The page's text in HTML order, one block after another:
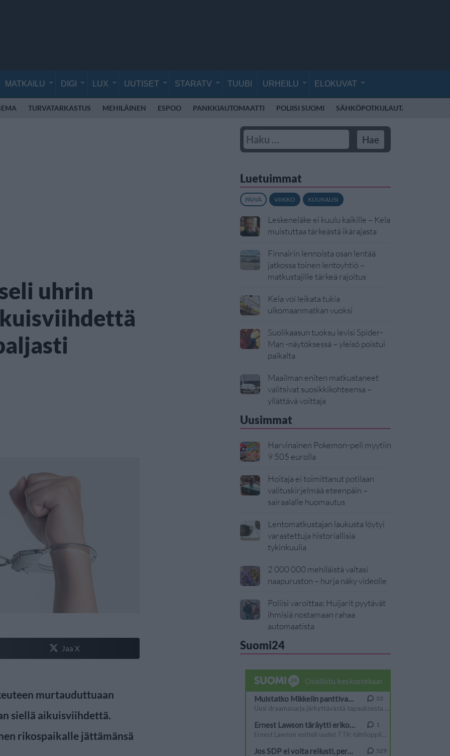
MATKAILU DIGI LUX UUTISET STARATV TUUBI URHEILU ELOKUVAT
TURVATARKASTUS MEHILÄINEN ESPOO PANKKIAUTOMAATTI POLIISI SUOMI SÄHKÖPOTKULAUTA
uhrin
Jaa X
murtauduttuaan
siellä aikuisviihdettä.
rikospaikalle jättämänsä
Luetuimmat
PÄIVÄ VIIKKO KUUKAUSI
Leskeneläke ei kuulu kaikille – Kela
muistuttaa tärkeästä ikärajasta
Finnairin lennoista osan lentää
jatkossa toinen lentoyhtiö –
matkustajille tärkeä rajoitus
Kela voi leikata tukia
ulkomaanmatkan vuoksi
Suolikaasun tuoksu levisi Spider-
Man -näytöksessä – yleisö poistui
paikalta
Maailman eniten matkustaneet
valitsivat suosikkikohteensa –
yllättävä voittaja
Uusimmat
Harvinainen Pokemon-peli myytiin
9 505 eurolla
Hoitaja ei toimittanut potilaan
valituskirjelmää eteenpäin –
sairaalalle huomautus
Lentomatkustajan laukusta löytyi
varastettuja historiallisia
tykinkuulia
2 000 000 mehiläistä valtasi
naapuruston – hurja näky videolle
Poliisi varoittaa: Huijarit pyytävät
ihmisiä nostamaan rahaa
automaatista
Suomi24